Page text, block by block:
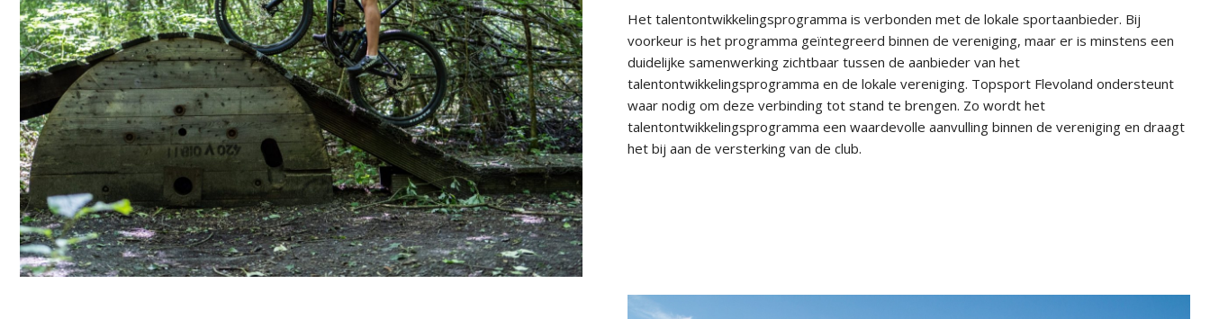
Het talentontwikkelingsprogramma is verbonden met de lokale sportaanbieder. Bij
voorkeur is het programma geïntegreerd binnen de vereniging, maar er is minstens een
duidelijke samenwerking zichtbaar tussen de aanbieder van het
talentontwikkelingsprogramma en de lokale vereniging. Topsport Flevoland ondersteunt
waar nodig om deze verbinding tot stand te brengen. Zo wordt het
talentontwikkelingsprogramma een waardevolle aanvulling binnen de vereniging en draagt
het bij aan de versterking van de club.